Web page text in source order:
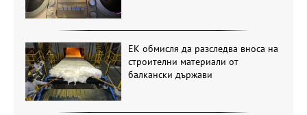
ЕК обмисля да разследва вноса на
строителни материали от
балкански държави